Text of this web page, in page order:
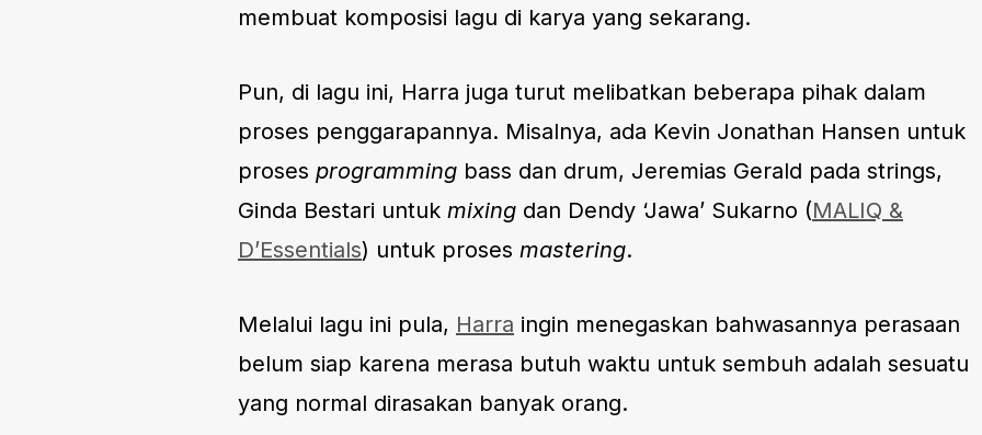
membuat komposisi lagu di karya yang sekarang.
Pun, di lagu ini, Harra juga turut melibatkan beberapa pihak dalam
proses penggarapannya. Misalnya, ada Kevin Jonathan Hansen untuk
proses programming bass dan drum, Jeremias Gerald pada strings,
Ginda Bestari untuk mixing dan Dendy ‘Jawa’ Sukarno (MALIQ &
D’Essentials) untuk proses mastering.
Melalui lagu ini pula, Harra ingin menegaskan bahwasannya perasaan
belum siap karena merasa butuh waktu untuk sembuh adalah sesuatu
yang normal dirasakan banyak orang.